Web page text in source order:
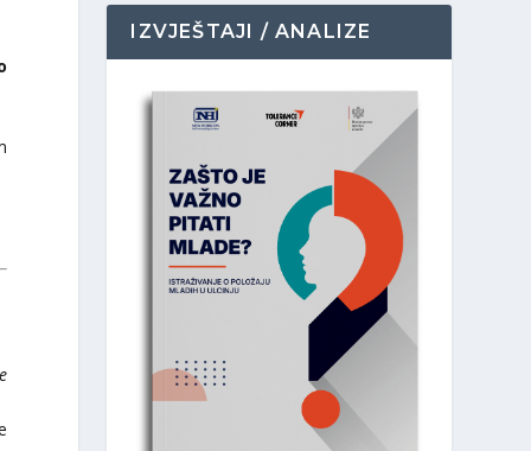
IZVJEŠTAJI / ANALIZE